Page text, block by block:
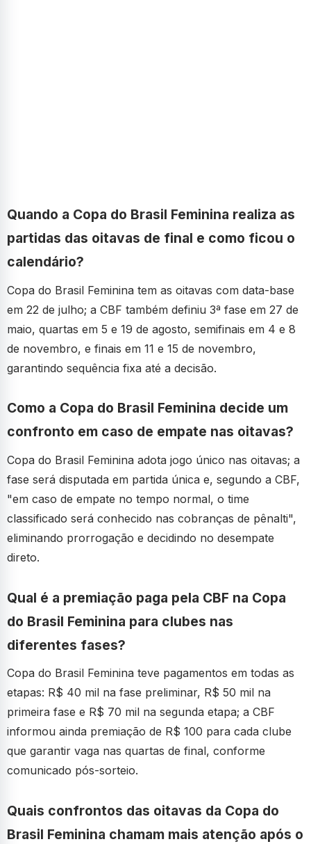
Quando a Copa do Brasil Feminina realiza as
partidas das oitavas de final e como ficou o
calendário?
Copa do Brasil Feminina tem as oitavas com data-base
em 22 de julho; a CBF também definiu 3ª fase em 27 de
maio, quartas em 5 e 19 de agosto, semifinais em 4 e 8
de novembro, e finais em 11 e 15 de novembro,
garantindo sequência fixa até a decisão.
Como a Copa do Brasil Feminina decide um
confronto em caso de empate nas oitavas?
Copa do Brasil Feminina adota jogo único nas oitavas; a
fase será disputada em partida única e, segundo a CBF,
"em caso de empate no tempo normal, o time
classificado será conhecido nas cobranças de pênalti",
eliminando prorrogação e decidindo no desempate
direto.
Qual é a premiação paga pela CBF na Copa
do Brasil Feminina para clubes nas
diferentes fases?
Copa do Brasil Feminina teve pagamentos em todas as
etapas: R$ 40 mil na fase preliminar, R$ 50 mil na
primeira fase e R$ 70 mil na segunda etapa; a CBF
informou ainda premiação de R$ 100 para cada clube
que garantir vaga nas quartas de final, conforme
comunicado pós-sorteio.
Quais confrontos das oitavas da Copa do
Brasil Feminina chamam mais atenção após o